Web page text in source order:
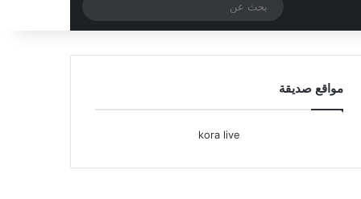
عن
مواقع صديقة
kora live